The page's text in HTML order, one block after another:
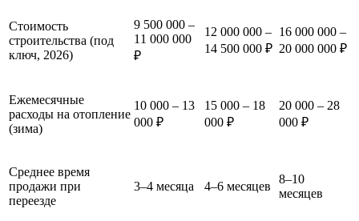
Стоимость
строительства (под
ключ, 2026)
9 500 000 –
11 000 000
₽
12 000 000 –
14 500 000 ₽
16 000 000 –
20 000 000 ₽
Ежемесячные
расходы на отопление
(зима)
10 000 – 13
000 ₽
15 000 – 18
000 ₽
20 000 – 28
000 ₽
Среднее время
продажи при
переезде
3–4 месяца 4–6 месяцев
8–10
месяцев